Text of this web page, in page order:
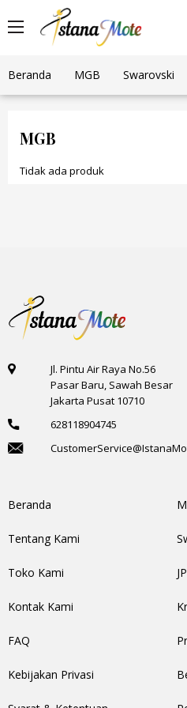
Beranda MGB Swarovski
MGB
Tidak ada produk
Jl. Pintu Air Raya No.56
Pasar Baru, Sawah Besar
Jakarta Pusat 10710
628118904745
Beranda
Tentang Kami
Toko Kami
Kontak Kami
FAQ
Kebijakan Privasi